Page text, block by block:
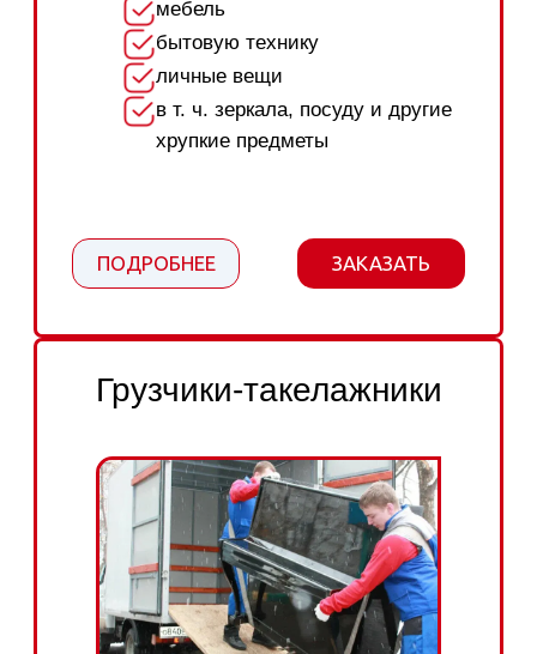
ЗАКАЗАТЬ
строительные смеси
панели
сантехнику и т.д.
разберут
упакуют
соберут после перевозки вашу мебель
также выполняем сборку новой мебели
Грузчики-сборщики профессионально:
Сборщики мебели